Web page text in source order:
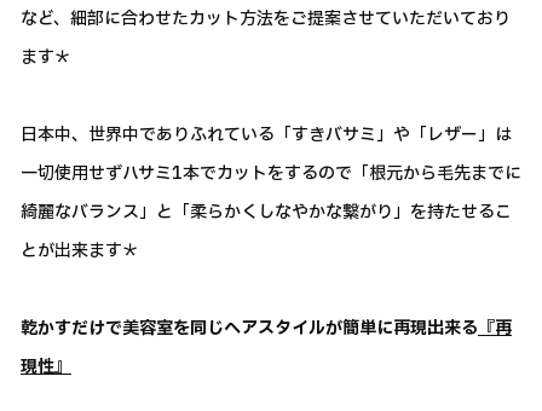
など、細部に合わせたカット方法をご提案させていただいており
ます＊
日本中、世界中でありふれている「すきバサミ」や「レザー」は
一切使用せずハサミ1本でカットをするので「根元から毛先までに
綺麗なバランス」と「柔らかくしなやかな繋がり」を持たせるこ
とが出来ます＊
乾かすだけで美容室を同じヘアスタイルが簡単に再現出来る『再
現性』